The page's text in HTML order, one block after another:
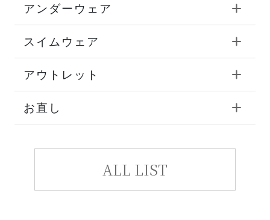
アンダーウェア
スイムウェア
アウトレット
お直し
ALL LIST